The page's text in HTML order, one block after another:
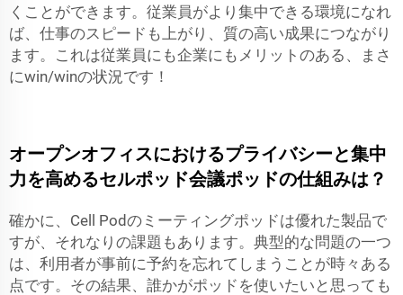
くことができます。従業員がより集中できる環境になれ
ば、仕事のスピードも上がり、質の高い成果につながり
ます。これは従業員にも企業にもメリットのある、まさ
にwin/winの状況です！
オープンオフィスにおけるプライバシーと集中
力を高めるセルポッド会議ポッドの仕組みは？
確かに、Cell Podのミーティングポッドは優れた製品で
すが、それなりの課題もあります。典型的な問題の一つ
は、利用者が事前に予約を忘れてしまうことが時々ある
点です。その結果、誰かがポッドを使いたいと思っても